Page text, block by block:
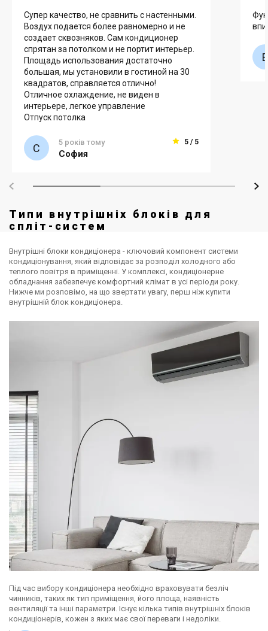
Супер качество, не сравнить с настенными.
Воздух подается более равномерно и не
создает сквозняков. Сам кондиционер
спрятан за потолком и не портит интерьер.
Площадь использования достаточно
большая, мы установили в гостиной на 30
квадратов, справляется отлично!
Отличное охлаждение, не виден в
интерьере, легкое управление
Отпуск потолка
5 років тому
София
5 / 5
Типи внутрішніх блоків для
спліт-систем
Внутрішні блоки кондиціонера - ключовий компонент системи
кондиціонування, який відповідає за розподіл холодного або
теплого повітря в приміщенні. У комплексі, кондиціонерне
обладнання забезпечує комфортний клімат в усі періоди року.
Нижче ми розповімо, на що звертати увагу, перш ніж купити
внутрішній блок кондиціонера.
Під час вибору кондиціонера необхідно враховувати безліч
чинників, таких як тип приміщення, його площа, наявність
вентиляції та інші параметри. Існує кілька типів внутрішніх блоків
кондиціонерів, кожен з яких має свої переваги і недоліки.